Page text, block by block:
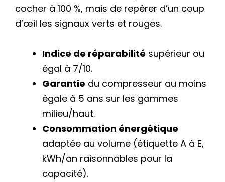
cocher à 100 %, mais de repérer d’un coup
d’œil les signaux verts et rouges.
Indice de réparabilité supérieur ou
égal à 7/10.
Garantie du compresseur au moins
égale à 5 ans sur les gammes
milieu/haut.
Consommation énergétique
adaptée au volume (étiquette A à E,
kWh/an raisonnables pour la
capacité).